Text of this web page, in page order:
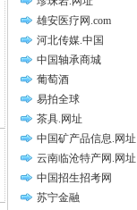
雄安医疗网.com
河北传媒.中国
中国轴承商城
葡萄酒
易拍全球
茶具.网址
中国矿产品信息.网址
云南临沧特产网.网址
中国招生招考网
苏宁金融